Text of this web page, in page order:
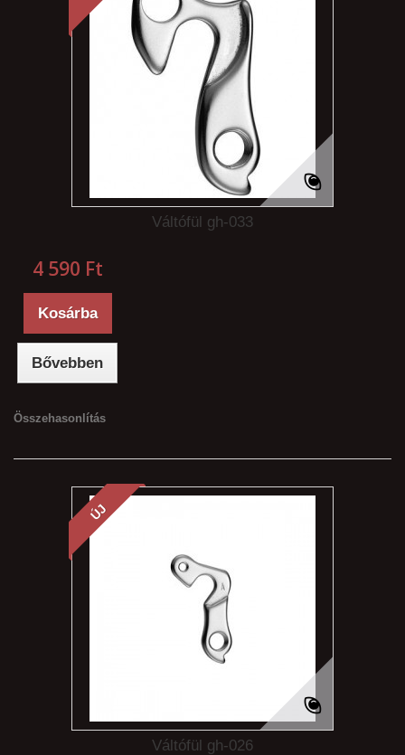
Váltófül gh-033
4 590 Ft‎
Kosárba
Bővebben
Összehasonlítás
ÚJ
Váltófül gh-026